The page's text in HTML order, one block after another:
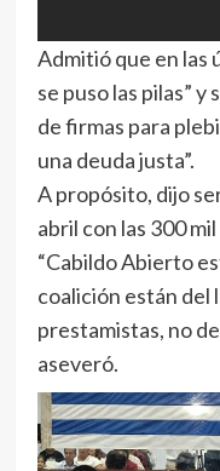
Admitió que en las
se puso las pilas”
de firmas para
una deuda justa”.
A propósito, dijo
abril con las 300
“Cabildo Abierto
coalición están del
prestamistas, no
aseveró.